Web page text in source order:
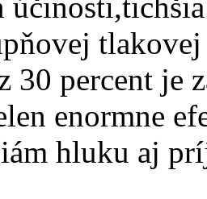
tlakovej
30 percent je
enormne
hluku aj